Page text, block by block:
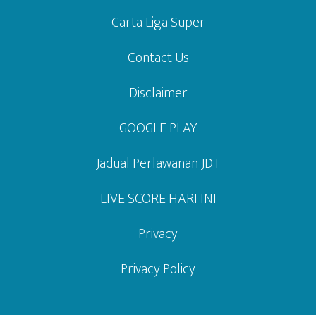
Carta Liga Super
Contact Us
Disclaimer
GOOGLE PLAY
Jadual Perlawanan JDT
LIVE SCORE HARI INI
Privacy
Privacy Policy